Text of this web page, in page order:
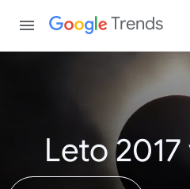
Trends
Leto